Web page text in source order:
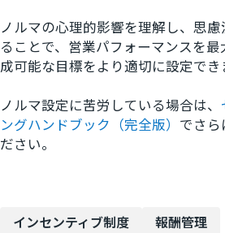
ノルマの心理的影響を理解し、思
ることで、営業パフォーマンスを
成可能な目標をより適切に設定でき
ノルマ設定に苦労している場合は、
ングハンドブック（完全版） でさら
ださい。
インセンティブ制度 報酬管理